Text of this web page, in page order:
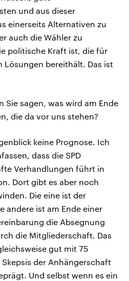
und aus dieser
einerseits Alternativen zu
auch die Wähler zu
politische Kraft ist, die für
Lösungen bereithält. Das ist
Sie sagen, was wird am Ende
die da vor uns stehen?
keine Prognose. Ich
dass die SPD
Verhandlungen führt in
Dort gibt es aber noch
Die eine ist der
andere ist am Ende einer
die Absegnung
die Mitgliederschaft. Das
gut mit 75
der Anhängerschaft
Und selbst wenn es ein